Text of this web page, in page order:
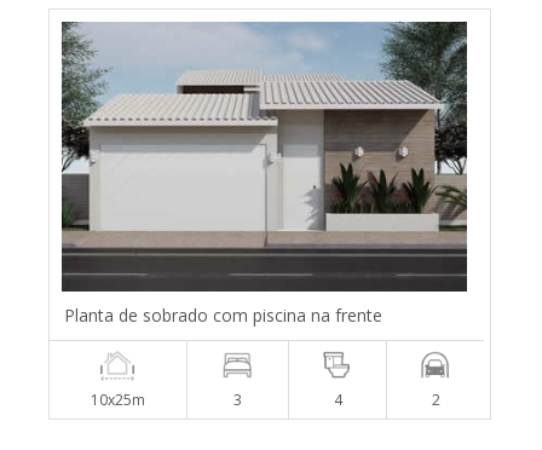
Planta de sobrado com piscina na frente
10x25m 3 4 2